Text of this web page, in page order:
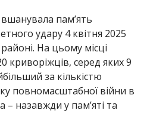
вшанувала пам’ять
удару 4 квітня 2025
На цьому місці
криворіжців, серед яких 9
за кількістю
повномасштабної війни в
– назавжди у пам’яті та